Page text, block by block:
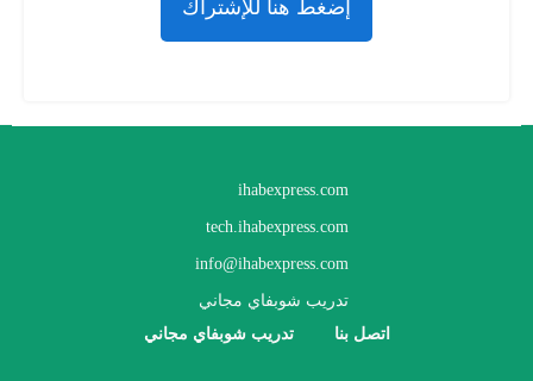
إضغط هنا للإشتراك
ihabexpress.com
tech.ihabexpress.com
info@ihabexpress.com
تدريب شوبفاي مجاني
اتصل بنا تدريب شوبفاي مجاني